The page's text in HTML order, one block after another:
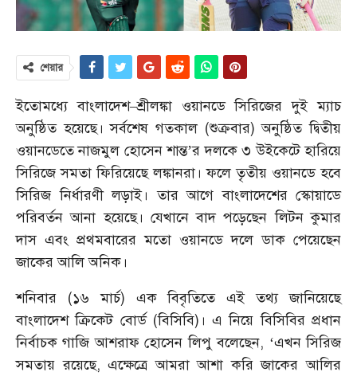
শেয়ার
ইতোমধ্যে বাংলাদেশ–শ্রীলঙ্কা ওয়ানডে সিরিজের দুই ম্যাচ
অনুষ্ঠিত হয়েছে। সর্বশেষ গতকাল (শুক্রবার) অনুষ্ঠিত দ্বিতীয়
ওয়ানডেতে নাজমুল হোসেন শান্ত’র দলকে ৩ উইকেটে হারিয়ে
সিরিজে সমতা ফিরিয়েছে লঙ্কানরা। ফলে তৃতীয় ওয়ানডে হবে
সিরিজ নির্ধারণী লড়াই। তার আগে বাংলাদেশের স্কোয়াডে
পরিবর্তন আনা হয়েছে। যেখানে বাদ পড়েছেন লিটন কুমার
দাস এবং প্রথমবারের মতো ওয়ানডে দলে ডাক পেয়েছেন
জাকের আলি অনিক।
শনিবার (১৬ মার্চ) এক বিবৃতিতে এই তথ্য জানিয়েছে
বাংলাদেশ ক্রিকেট বোর্ড (বিসিবি)। এ নিয়ে বিসিবির প্রধান
নির্বাচক গাজি আশরাফ হোসেন লিপু বলেছেন, ‘এখন সিরিজ
সমতায় রয়েছে, এক্ষেত্রে আমরা আশা করি জাকের আলির